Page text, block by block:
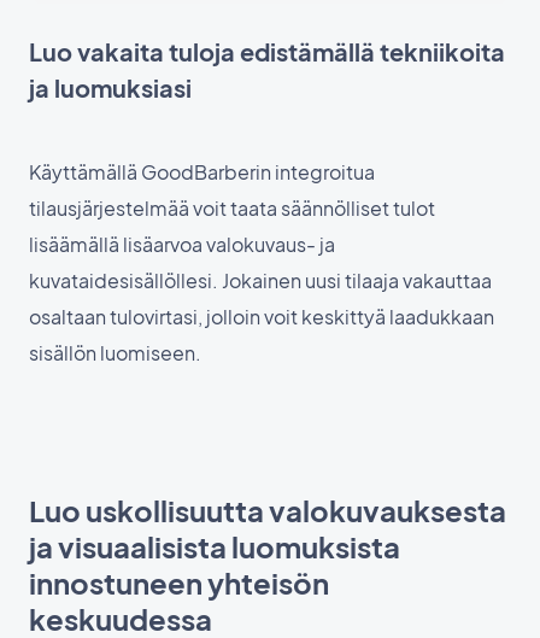
Luo vakaita tuloja edistämällä tekniikoita
ja luomuksiasi
Käyttämällä GoodBarberin integroitua
tilausjärjestelmää voit taata säännölliset tulot
lisäämällä lisäarvoa valokuvaus- ja
kuvataidesisällöllesi. Jokainen uusi tilaaja vakauttaa
osaltaan tulovirtasi, jolloin voit keskittyä laadukkaan
sisällön luomiseen.
Luo uskollisuutta valokuvauksesta
ja visuaalisista luomuksista
innostuneen yhteisön
keskuudessa